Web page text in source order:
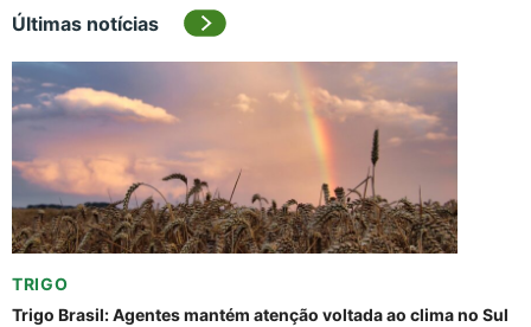
Últimas notícias
TRIGO
Trigo Brasil: Agentes mantém atenção voltada ao clima no Sul